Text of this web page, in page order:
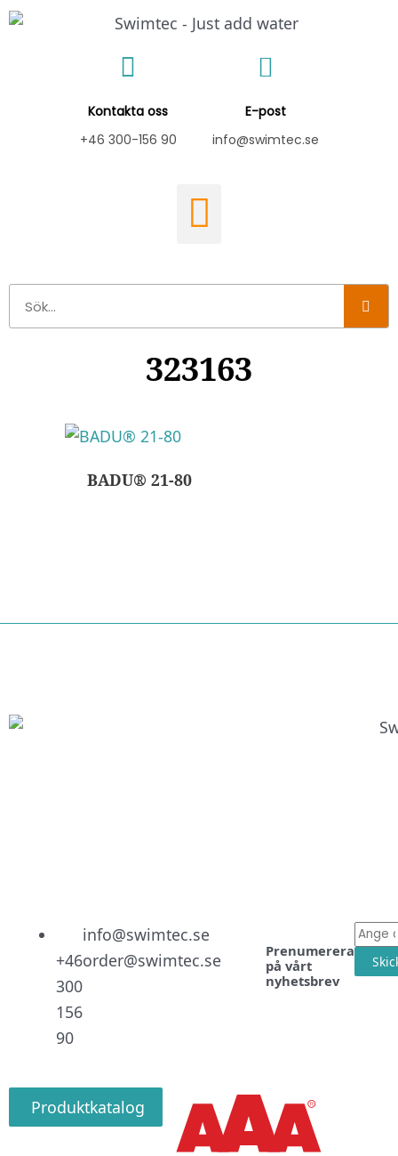
Hoppa
Kontakta oss
+46 300-156 90
E-post
info@swimtec.se
323163
BADU® 21-80
+46
300
156
90
info@swimtec.se
order@swimtec.se
Prenumerera
på vårt
nyhetsbrev
E-
post
Produktkatalog